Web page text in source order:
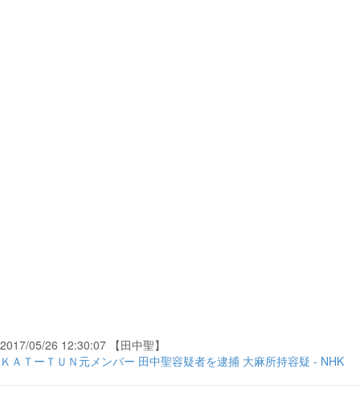
2017/05/26 12:30:07 【田中聖】
ＫＡＴーＴＵＮ元メンバー 田中聖容疑者を逮捕 大麻所持容疑 - NHK